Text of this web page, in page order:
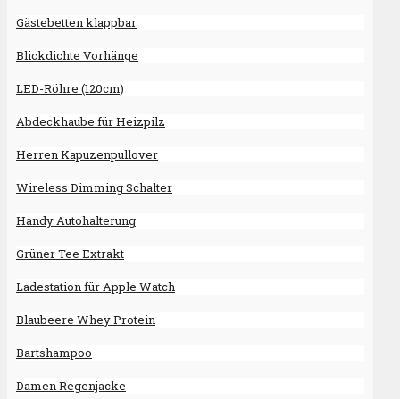
Gästebetten klappbar
Blickdichte Vorhänge
LED-Röhre (120cm)
Abdeckhaube für Heizpilz
Herren Kapuzenpullover
Wireless Dimming Schalter
Handy Autohalterung
Grüner Tee Extrakt
Ladestation für Apple Watch
Blaubeere Whey Protein
Bartshampoo
Damen Regenjacke